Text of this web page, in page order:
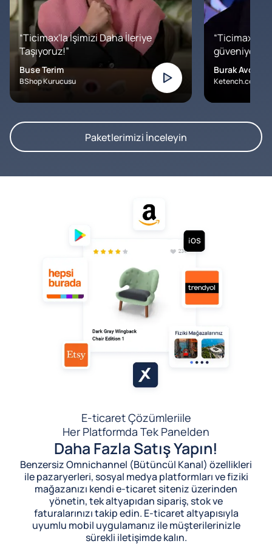
“Ticimax'la İşimizi Daha İleriye
Taşıyoruz!”
Buse Terim
BShop Kurucusu
“Ticimax'a
Burak Avcılar
Ketench.com –
Paketlerimizi İnceleyin
E-ticaret Çözümleriile
Her Platformda Tek Panelden
Daha Fazla Satış Yapın!
Benzersiz Omnichannel (Bütüncül Kanal) özellikleri
ile pazaryerleri, sosyal medya platformları ve fiziki
mağazanızı kendi e-ticaret siteniz üzerinden
yönetin, tek altyapıdan sipariş, stok ve
faturalarınızı takip edin. E-ticaret altyapısıyla
uyumlu mobil uygulamanız ile müşterilerinizle
sürekli iletişimde kalın.